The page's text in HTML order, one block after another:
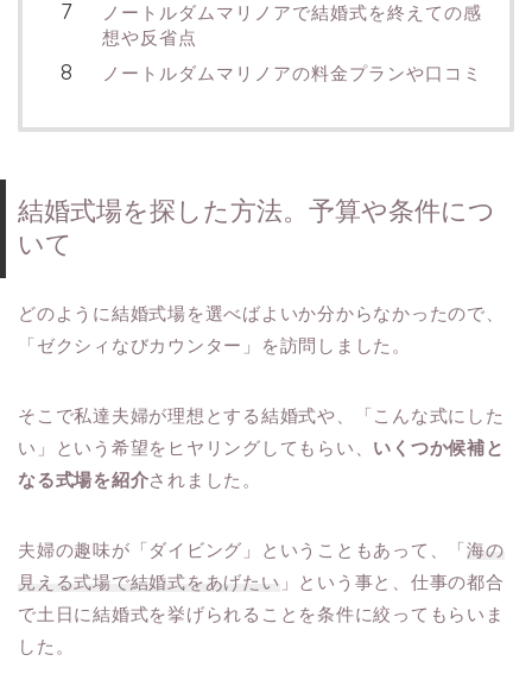
ノートルダムマリノアで結婚式を終えての感
想や反省点
ノートルダムマリノアの料金プランや口コミ
結婚式場を探した方法。予算や条件につ
いて
どのように結婚式場を選べばよいか分からなかったので、
「ゼクシィなびカウンター」を訪問しました。
そこで私達夫婦が理想とする結婚式や、「こんな式にした
い」という希望をヒヤリングしてもらい、 いくつか候補と
なる式場を紹介されました。
夫婦の趣味が「ダイビング」ということもあって、「海の
見える式場で結婚式をあげたい 」という事と、仕事の都合
で土日に結婚式を挙げられることを条件に絞ってもらいま
した。